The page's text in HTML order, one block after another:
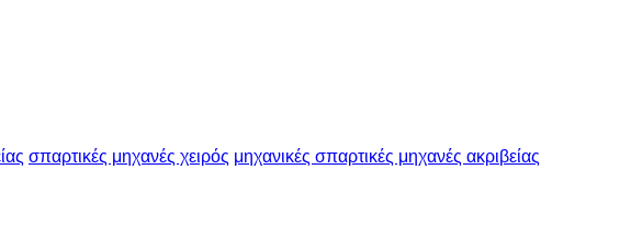
σπαρτικές μηχανές χειρός μηχανικές σπαρτικές μηχανές ακριβείας